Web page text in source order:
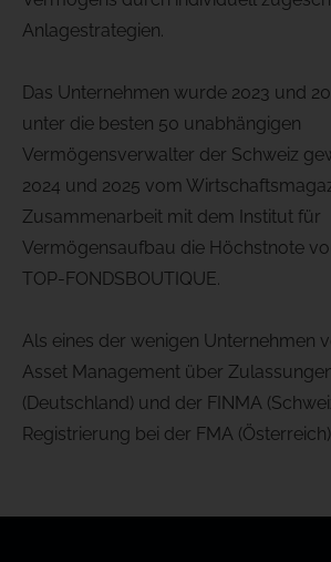
Anlagestrategien.
Das Unternehmen wurde 2023 und
unter die besten 50 unabhängigen
Vermögensverwalter der Schweiz
2024 und 2025 vom
Zusammenarbeit mit dem Institut für
Vermögensaufbau die Höchstnote
TOP-FONDSBOUTIQUE.
Als eines der wenigen Unternehmen
Asset Management über
(Deutschland) und der FINMA
Registrierung bei der FMA